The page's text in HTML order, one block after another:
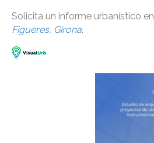
Solicita un informe urbanístico en
Figueres, Girona.